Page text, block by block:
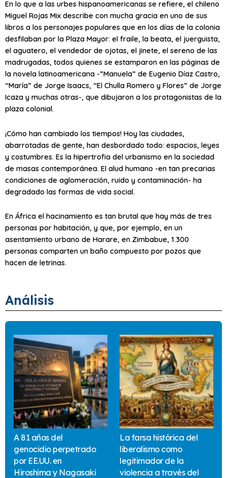
En lo que a las urbes hispanoamericanas se refiere, el chileno
Miguel Rojas Mix describe con mucha gracia en uno de sus
libros a los personajes populares que en los días de la colonia
desfilaban por la Plaza Mayor: el fraile, la beata, el juerguista,
el aguatero, el vendedor de ojotas, el jinete, el sereno de las
madrugadas, todos quienes se estamparon en las páginas de
la novela latinoamericana -”Manuela” de Eugenio Díaz Castro,
“María” de Jorge Isaacs, “El Chulla Romero y Flores” de Jorge
Icaza y muchas otras-, que dibujaron a los protagonistas de la
plaza colonial.
¡Cómo han cambiado los tiempos! Hoy las ciudades,
abarrotadas de gente, han desbordado todo: espacios, leyes
y costumbres. Es la hipertrofia del urbanismo en la sociedad
de masas contemporánea. El alud humano -en tan precarias
condiciones de aglomeración, ruido y contaminación- ha
degradado las formas de vida social.
En África el hacinamiento es tan brutal que hay más de tres
personas por habitación, y que, por ejemplo, en un
asentamiento urbano de Harare, en Zimbabue, 1.300
personas comparten un baño compuesto por pozos que
hacen de letrinas.
Análisis
A 81 años del
genocidio perpetrado
por EE.UU. en
Hiroshima y Nagasaki
La farsa histórica del
liberalismo como
legitimador de la
violencia a través del